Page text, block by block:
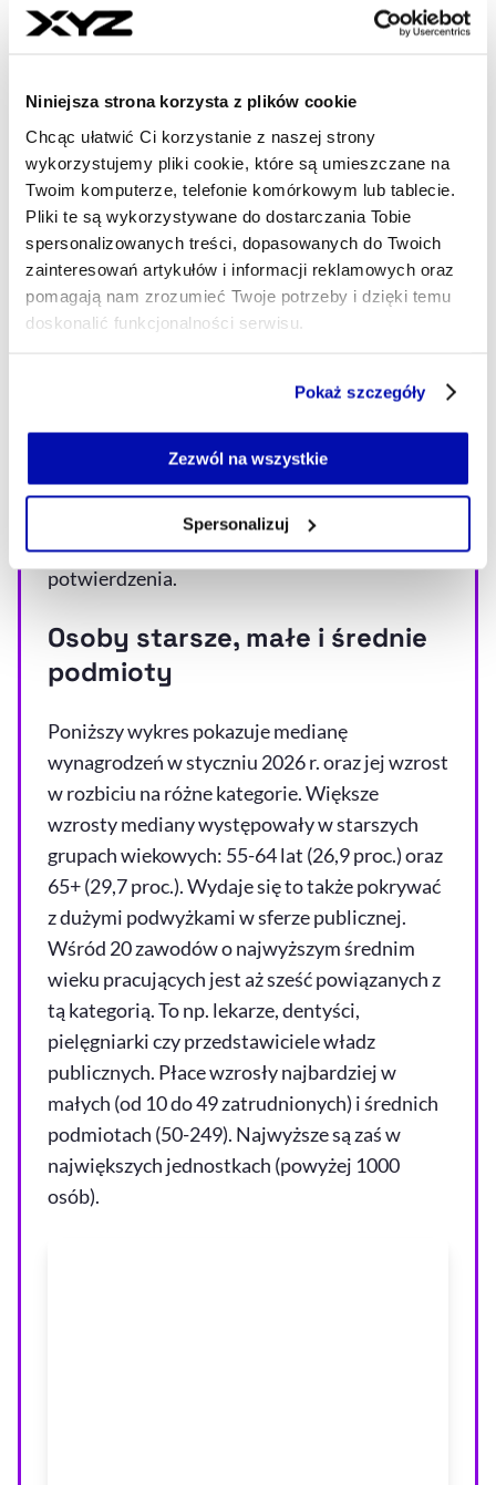
Niniejsza strona korzysta z plików cookie
Chcąc ułatwić Ci korzystanie z naszej strony
wykorzystujemy pliki cookie, które są umieszczane na
Twoim komputerze, telefonie komórkowym lub tablecie.
Pliki te są wykorzystywane do dostarczania Tobie
spersonalizowanych treści, dopasowanych do Twoich
zainteresowań artykułów i informacji reklamowych oraz
pomagają nam zrozumieć Twoje potrzeby i dzięki temu
doskonalić funkcjonalności serwisu.
Jeżeli nie wyrażasz zgody na zapisywanie plików cookie,
możesz łatwo zarządzać swoimi uprawnieniami, np. we
własnej przeglądarce internetowej lub po wybraniu opcji
naszejPolityce Prywatności
Pokaż szczegóły
Zezwól na wszystkie
Spersonalizuj
Wykres interaktywny Pełny ekran
Niższy wzrost wynagrodzeń mężczyzn w
zjawiska. Mrożenie progów podatkowych
pozarolniczą działalność gospodarczą. A jak
wiemy, ok. dwie trzecie osób prowadzących
działalność gospodarczą to mężczyźni. Taka
optymalizacja to hipoteza, która wymagałaby
potwierdzenia.
Osoby starsze, małe i średnie
podmioty
Poniższy wykres pokazuje medianę
wynagrodzeń w styczniu 2026 r. oraz jej wzrost
w rozbiciu na różne kategorie. Większe
wzrosty mediany występowały w starszych
grupach wiekowych: 55-64 lat (26,9 proc.) oraz
65+ (29,7 proc.). Wydaje się to także pokrywać
z dużymi podwyżkami w sferze publicznej.
Wśród 20 zawodów o najwyższym średnim
wieku pracujących jest aż sześć powiązanych z
tą kategorią. To np. lekarze, dentyści,
pielęgniarki czy przedstawiciele władz
publicznych. Płace wzrosły najbardziej w
małych (od 10 do 49 zatrudnionych) i średnich
podmiotach (50-249). Najwyższe są zaś w
największych jednostkach (powyżej 1000
osób).